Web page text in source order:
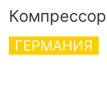
ГЕРМАНИЯ